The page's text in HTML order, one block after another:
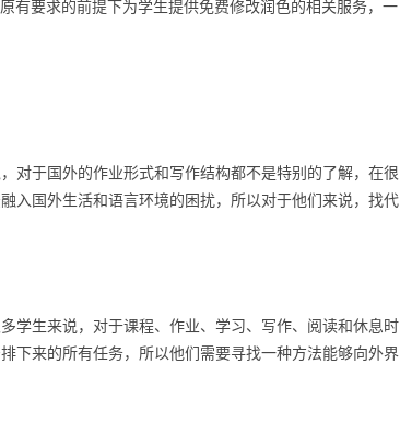
有要求的前提下为学生提供免费修改润色的相关服务，一
对于国外的作业形式和写作结构都不是特别的了解，在很
入国外生活和语言环境的困扰，所以对于他们来说，找代
学生来说，对于课程、作业、学习、写作、阅读和休息时
下来的所有任务，所以他们需要寻找一种方法能够向外界